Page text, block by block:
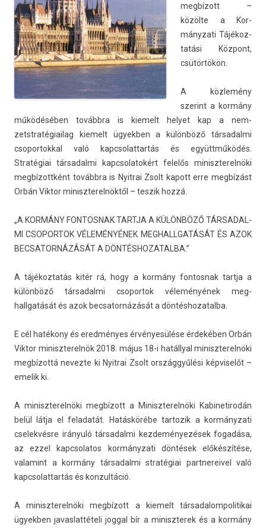
megbízott –
közölte a Kor­
mányzati Tájékoz­
tatási Központ,
csütörtökön.
A közlemény
szerint a kormány
működésében továbbra is kiemelt helyet kap a nem­
zetstratégiailag kiemelt ügyekb­en a különböző tár­sadal­mi
csopor­tokk­al való kapcsolat­tartás és együttműködés.
Stratégiai tár­sadal­mi kapcsolatokért felelős miniszterel­nöki
megbízottként továbbra is Nyit­rai Zsolt kapott erre megbízást
Orbán Vik­tor miniszterel­nöktől – tes­zik hozzá.
„A KORMÁNY FON­TOSNAK TARTJA A KÜLÖNBÖZŐ TÁR­SADAL­
MI CSOPOR­TOK VÉLEMÉNYÉNEK MEG­HALLGATÁSÁT ÉS AZOK
BE­CSATOR­NÁZÁSÁT A DÖN­TÉSHOZATAL­BA.”
A tájékoz­tatás kitér rá, hogy a kormány fon­tosnak tartja a
különböző tár­sadal­mi csopor­tok véleményének meg­
hallgatását és azok be­csator­názását a dön­téshozatal­ba.
E cél hatékony és eredményes érvényesülése érdekében Orbán
Vik­tor miniszterel­nök 2018. május 18-i hatállyal miniszterel­nöki
megbízottá nevez­te ki Nyit­rai Zsolt országgyűlési kép­viselőt –
em­elik ki.
A miniszterel­nöki megbízott a Miniszterel­nöki Kabinetirodán
belül látja el feladatát. Hatáskörébe tar­tozik a kor­mányzati
cselek­vésre irányuló tár­sadal­mi kez­deményezések fogadása,
az ezzel kapcsolatos kor­mányzati döntések előkészítése,
valamint a kormány tár­sadal­mi stratégiai partnereivel való
kapcsolat­tartás és kon­zultáció.
A miniszterel­nöki megbízott a kiemelt tár­sadalom­politikai
ügyekb­en javas­lattételi jogg­al bír a miniszterek és a kormány